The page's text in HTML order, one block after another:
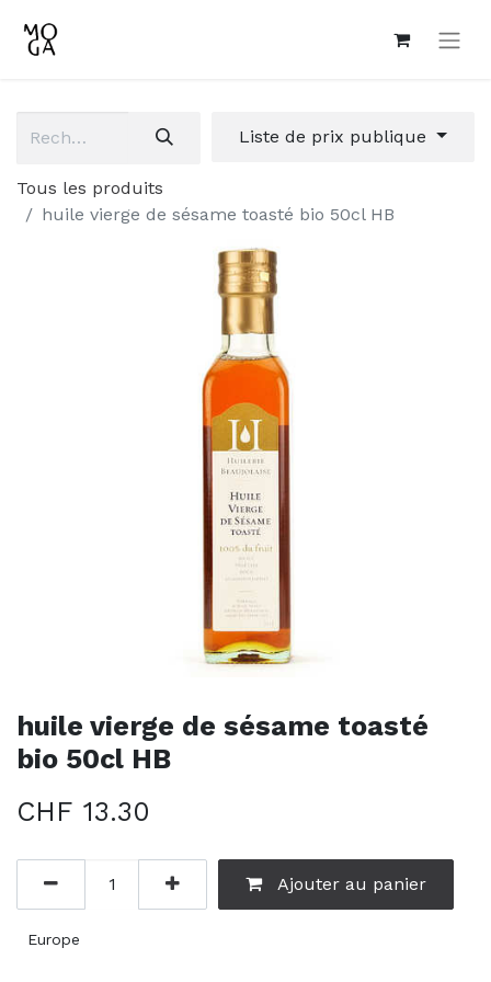
Liste de prix publique
Tous les produits
huile vierge de sésame toasté bio 50cl HB
huile vierge de sésame toasté
bio 50cl HB
CHF 13.30
Ajouter au panier
Europe